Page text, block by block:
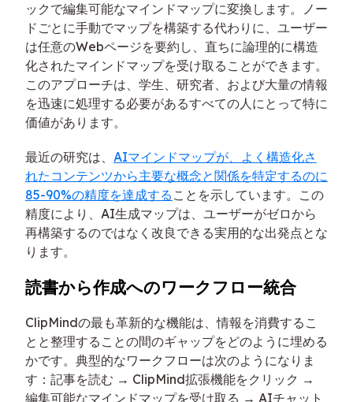
ックで編集可能なマインドマップに変換します。ノー
ドごとに手動でマップを構築する代わりに、ユーザー
は任意のWebページを要約し、直ちに論理的に構造
化されたマインドマップを受け取ることができます。
このアプローチは、学生、研究者、および大量の情報
を迅速に処理する必要があるすべての人にとって特に
価値があります。
最近の研究は、 AIマインドマップが、よく構造化さ
れたコンテンツから主要な概念と関係を特定するのに
85-90%の精度を達成する ことを示しています。この
精度により、AI生成マップは、ユーザーがゼロから
再構築するのではなく改良できる実用的な出発点とな
ります。
読書から作成へのワークフロー統合
ClipMindの最も革新的な機能は、情報を消費するこ
とと整理することの間のギャップをどのように埋める
かです。典型的なワークフローは次のようになりま
す：記事を読む → ClipMind拡張機能をクリック →
編集可能なマインドマップを受け取る → AIチャット